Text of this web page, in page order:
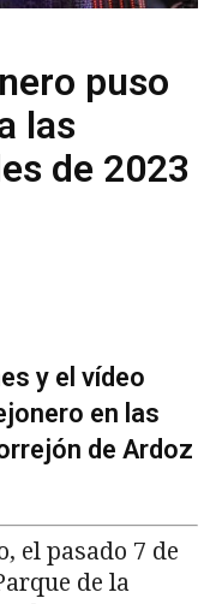
puso
las
de 2023
y el vídeo
en las
de Ardoz
el pasado 7 de
de la